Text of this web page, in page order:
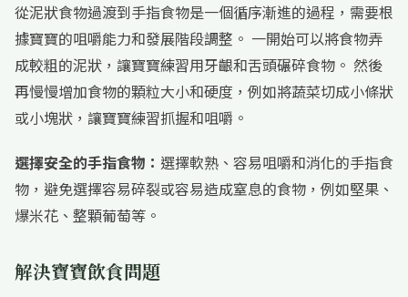
從泥狀食物過渡到手指食物是一個循序漸進的過程，需要根
據寶寶的咀嚼能力和發展階段調整。 一開始可以將食物弄
成較粗的泥狀，讓寶寶練習用牙齦和舌頭碾碎食物。 然後
再慢慢增加食物的顆粒大小和硬度，例如將蔬菜切成小條狀
或小塊狀，讓寶寶練習抓握和咀嚼。
選擇安全的手指食物： 選擇軟熟、容易咀嚼和消化的手指食
物，避免選擇容易碎裂或容易造成窒息的食物，例如堅果、
爆米花、整顆葡萄等。
解決寶寶飲食問題